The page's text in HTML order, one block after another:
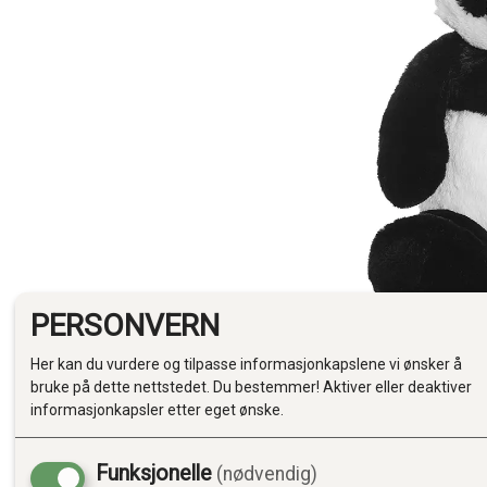
PERSONVERN
Her kan du vurdere og tilpasse informasjonkapslene vi ønsker å
bruke på dette nettstedet. Du bestemmer! Aktiver eller deaktiver
informasjonkapsler etter eget ønske.
Funksjonelle (nødvendig)